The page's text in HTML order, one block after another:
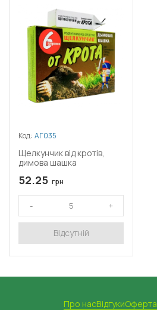
Код: АГ035
Щелкунчик від кротів,
димова шашка
52.25 грн
Відсутній
Про насВідгукиОферта